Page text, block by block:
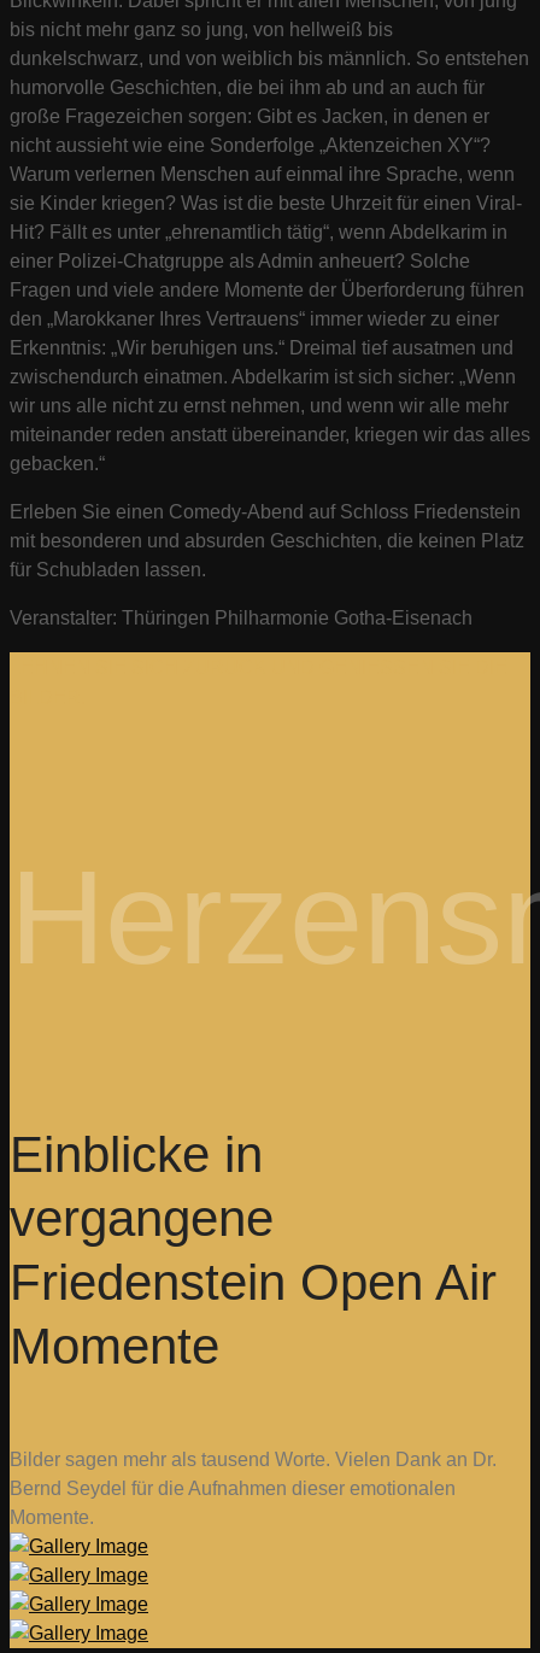
bis nicht mehr ganz so jung, von hellweiß bis
dunkelschwarz, und von weiblich bis männlich. So entstehen
humorvolle Geschichten, die bei ihm ab und an auch für
große Fragezeichen sorgen: Gibt es Jacken, in denen er
nicht aussieht wie eine Sonderfolge „Aktenzeichen XY“?
Warum verlernen Menschen auf einmal ihre Sprache, wenn
sie Kinder kriegen? Was ist die beste Uhrzeit für einen Viral-
Hit? Fällt es unter „ehrenamtlich tätig“, wenn Abdelkarim in
einer Polizei-Chatgruppe als Admin anheuert? Solche
Fragen und viele andere Momente der Überforderung führen
den „Marokkaner Ihres Vertrauens“ immer wieder zu einer
Erkenntnis: „Wir beruhigen uns.“ Dreimal tief ausatmen und
zwischendurch einatmen. Abdelkarim ist sich sicher: „Wenn
wir uns alle nicht zu ernst nehmen, und wenn wir alle mehr
miteinander reden anstatt übereinander, kriegen wir das alles
gebacken.“
Erleben Sie einen Comedy-Abend auf Schloss Friedenstein
mit besonderen und absurden Geschichten, die keinen Platz
für Schubladen lassen.
Veranstalter: Thüringen Philharmonie Gotha-Eisenach
Einblicke in
vergangene
Friedenstein Open Air
Momente
Bilder sagen mehr als tausend Worte. Vielen Dank an Dr.
Bernd Seydel für die Aufnahmen dieser emotionalen
Momente.